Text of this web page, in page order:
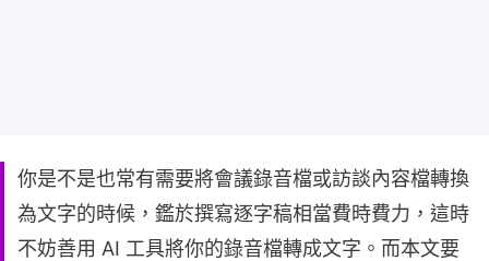
你是不是也常有需要將會議錄音檔或訪談內容檔轉換
為文字的時候，鑑於撰寫逐字稿相當費時費力，這時
不妨善用 AI 工具將你的錄音檔轉成文字。而本文要